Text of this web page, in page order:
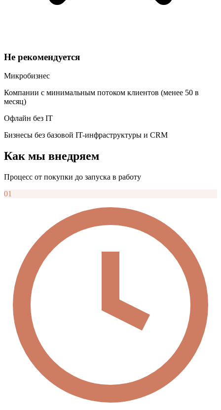
Не рекомендуется
Микробизнес
Компании с минимальным потоком клиентов (менее 50 в
месяц)
Офлайн без IT
Бизнесы без базовой IT-инфраструктуры и CRM
Как мы внедряем
Процесс от покупки до запуска в работу
01